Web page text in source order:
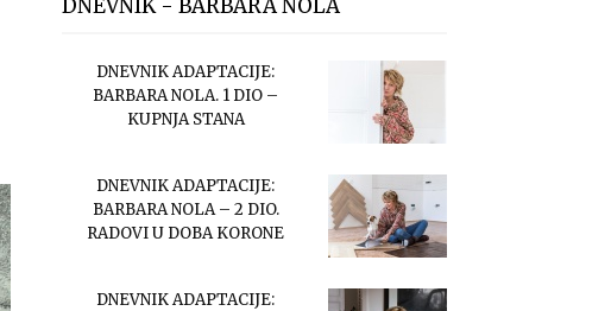
DNEVNIK - BARBARA NOLA
DNEVNIK ADAPTACIJE:
BARBARA NOLA. 1 DIO –
KUPNJA STANA
DNEVNIK ADAPTACIJE:
BARBARA NOLA – 2 DIO.
RADOVI U DOBA KORONE
DNEVNIK ADAPTACIJE: